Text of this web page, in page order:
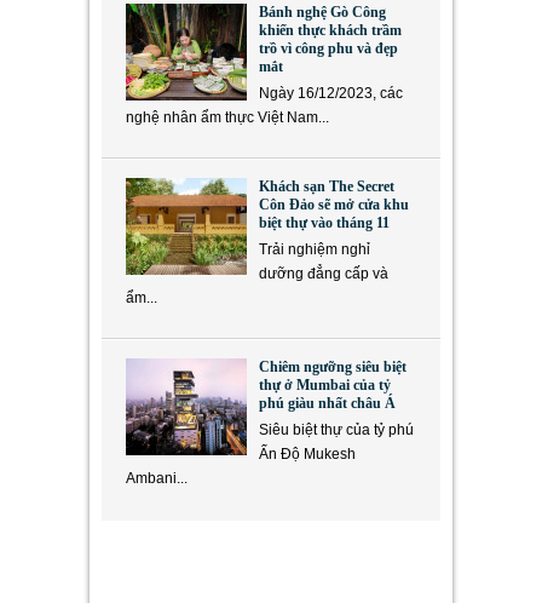
Bánh nghệ Gò Công
khiến thực khách trầm
trồ vì công phu và đẹp
mắt
Ngày 16/12/2023, các
nghệ nhân ẩm thực Việt Nam...
Khách sạn The Secret
Côn Đảo sẽ mở cửa khu
biệt thự vào tháng 11
Trải nghiệm nghỉ
dưỡng đẳng cấp và
ẩm...
Chiêm ngưỡng siêu biệt
thự ở Mumbai của tỷ
phú giàu nhất châu Á
Siêu biệt thự của tỷ phú
Ấn Độ Mukesh
Ambani...